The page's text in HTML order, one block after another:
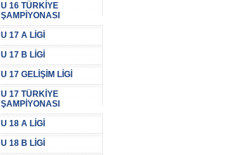
U 16 TÜRKİYE
ŞAMPİYONASI
U 17 A LİGİ
U 17 B LİGİ
U 17 GELİŞİM LİGİ
U 17 TÜRKİYE
ŞAMPİYONASI
U 18 A LİGİ
U 18 B LİGİ